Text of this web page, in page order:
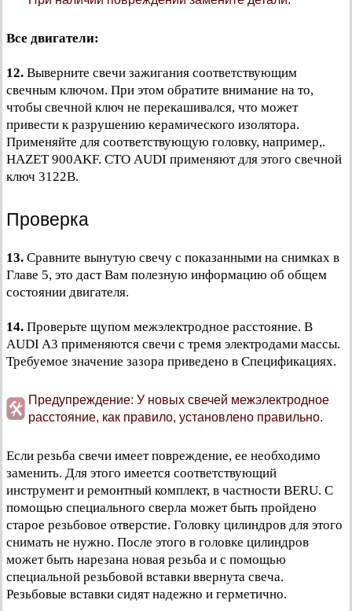
Все двигатели:
12. Выверните свечи зажигания соответствующим
свечным ключом. При этом обратите внимание на то,
чтобы свечной ключ не перекашивался, что может
привести к разрушению керамического изолятора.
Применяйте для соответствующую головку, например,.
HAZET 900AKF. СТО AUDI применяют для этого свечной
ключ 3122В.
Проверка
13. Сравните вынутую свечу с показанными на снимках в
Главе 5, это даст Вам полезную информацию об общем
состоянии двигателя.
14. Проверьте щупом межэлектродное расстояние. В
AUDI A3 применяются свечи с тремя электродами массы.
Требуемое значение зазора приведено в Спецификациях.
Предупреждение: У новых свечей межэлектродное
расстояние, как правило, установлено правильно.
Если резьба свечи имеет повреждение, ее необходимо
заменить. Для этого имеется соответствующий
инструмент и ремонтный комплект, в частности BERU. С
помощью специального сверла может быть пройдено
старое резьбовое отверстие. Головку цилиндров для этого
снимать не нужно. После этого в головке цилиндров
может быть нарезана новая резьба и с помощью
специальной резьбовой вставки ввернута свеча.
Резьбовые вставки сидят надежно и герметично.